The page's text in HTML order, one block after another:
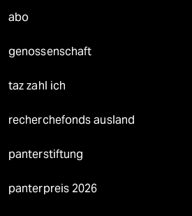
abo
genossenschaft
taz zahl ich
recherchefonds ausland
panterstiftung
panterpreis 2026